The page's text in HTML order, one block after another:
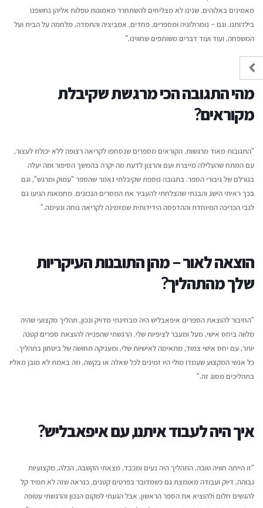
מאמינים באלוהים. שנינו לא מצליחים להשתחרר מאמונות טפלות אליהן נחשפנו
בילדותנו. וגם – נומרולוגיה ומספרים, פחדים, אמביציה והתמדה, מלחמה על הבית ועל
המשפחה, ועוד ועוד דברים משותפים שחווינו."
מהי התגובה הכי מרגשת שקיבלת
מקוראים?
"התגובות מאוד מרגשות. הקוראים מספרים שנסחפו לקריאה רצופה ללא יכולת לעצור,
עם המתח שהעלילה מייצרת ועם והרצון לדעת מה יקרה בהמשך הסיפור ומה יעלה
בגורלם של גיבורי הספר. בתגובה נוספת שקיבלתי נאמר שהספר "עמוק ומרגש", וגם
בכך ראיתי הישג והבנתי שהצלחתי להעביר את המסרים הנכונים. מחמאות הגיעו גם
לגבי הכריכה המיוחדת וההדפסה הידידותית שמזמינה לקריאה נוחה ונעימה."
הוצאה לאור – מהן התובנות העיקריות
שלך מהתהליך?
"החיבור להוצאת הספרים איפאבליש היה מבחינתי מדויק ונכון, תהליך מקצועי שהיה
מלווה ביחס אישי, מעל ומעבר לציפיות שלי. הרגשתי שהפנייה להוצאת ספרים קטנה
יותר, עם יחס אישי צמוד, מתאימה לאישיות שלי, ומעניקה תחושה של ביטחון בתהליך.
כל אנשי המקצוע שעמדו מולי היו זמינים לכל שאלה או בקשה, וזה באמת לא מובן מאליו
בתהליכים מסוג זה."
איך היה לעבוד איתנו, עם איפאבליש?
"זו הייתה חוויה טובה. התהליך היה נעים ומכבד, מצאתי הקשבה, הכלה, מקצועיות
גבוהה, דיוק ועבודה מאומצת גם כשמדובר בפרטים קטנים. כנראה שזה לא תמיד קל
להגשים חלום ולהוציא את הספר הראשון, אבל הגעתי למקום הנכון והרגשתי עטופה